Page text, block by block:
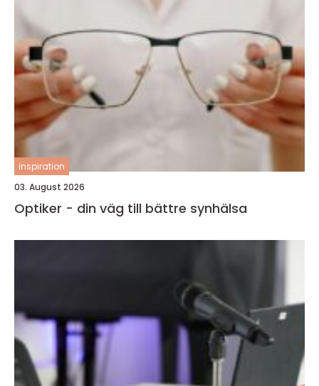
inspiration
03. August 2026
Optiker - din väg till bättre synhälsa